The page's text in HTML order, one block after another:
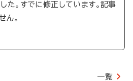
た。すでに修正しています。記事
ん。
一覧